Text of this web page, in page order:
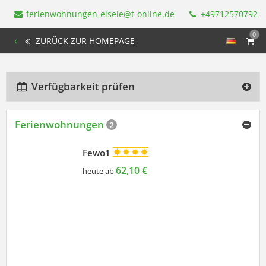
ferienwohnungen-eisele@t-online.de +49712570792
0
ZURÜCK ZUR HOMEPAGE
Verfügbarkeit prüfen
Ferienwohnungen 2
Fewo1
heute ab62,10 €